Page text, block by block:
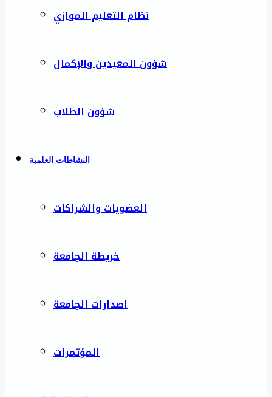
نظام التعليم الموازي
شؤون المعيدين والإكمال
شؤون الطلاب
النشاطات العلمية
العضويات والشراكات
خريطة الجامعة
اصدارات الجامعة
المؤتمرات